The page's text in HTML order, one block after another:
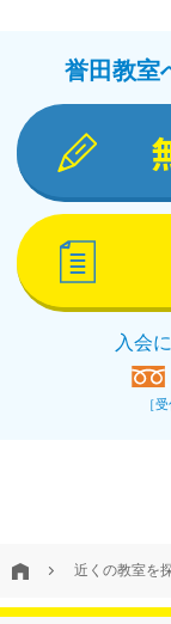
誉田教室
入会
［
近くの教室を